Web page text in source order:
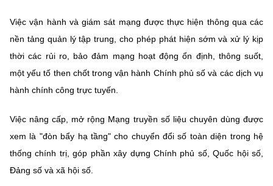
Việc vận hành và giám sát mạng được thực hiện thông qua các
nền tảng quản lý tập trung, cho phép phát hiện sớm và xử lý kịp
thời các rủi ro, bảo đảm mạng hoạt động ổn định, thông suốt,
một yếu tố then chốt trong vận hành Chính phủ số và các dịch vụ
hành chính công trực tuyến.
Việc nâng cấp, mở rộng Mạng truyền số liệu chuyên dùng được
xem là "đòn bẩy hạ tầng" cho chuyển đổi số toàn diện trong hệ
thống chính trị, góp phần xây dựng Chính phủ số, Quốc hội số,
Đảng số và xã hội số.